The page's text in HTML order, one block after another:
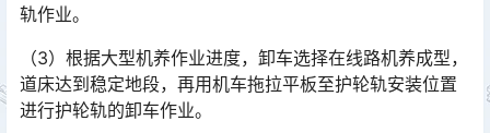
轨作业。
（3）根据大型机养作业进度，卸车选择在线路机养成型，
道床达到稳定地段，再用机车拖拉平板至护轮轨安装位置
进行护轮轨的卸车作业。